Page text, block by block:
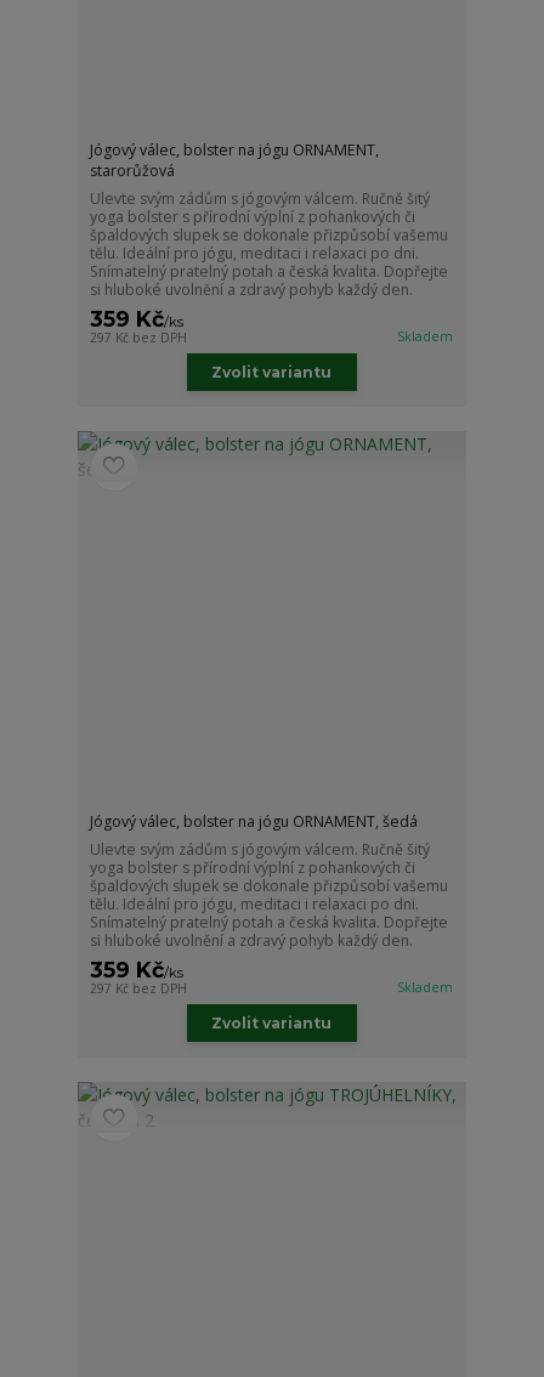
Jógový válec, bolster na jógu ORNAMENT,
starorůžová
Ulevte svým zádům s jógovým válcem. Ručně šitý
yoga bolster s přírodní výplní z pohankových či
špaldových slupek se dokonale přizpůsobí vašemu
tělu. Ideální pro jógu, meditaci i relaxaci po dni.
Snímatelný pratelný potah a česká kvalita. Dopřejte
si hluboké uvolnění a zdravý pohyb každý den.
359 Kč/ks
297 Kč bez DPH Skladem
Zvolit variantu
Jógový válec, bolster na jógu ORNAMENT, šedá
Ulevte svým zádům s jógovým válcem. Ručně šitý
yoga bolster s přírodní výplní z pohankových či
špaldových slupek se dokonale přizpůsobí vašemu
tělu. Ideální pro jógu, meditaci i relaxaci po dni.
Snímatelný pratelný potah a česká kvalita. Dopřejte
si hluboké uvolnění a zdravý pohyb každý den.
359 Kč/ks
297 Kč bez DPH Skladem
Zvolit variantu